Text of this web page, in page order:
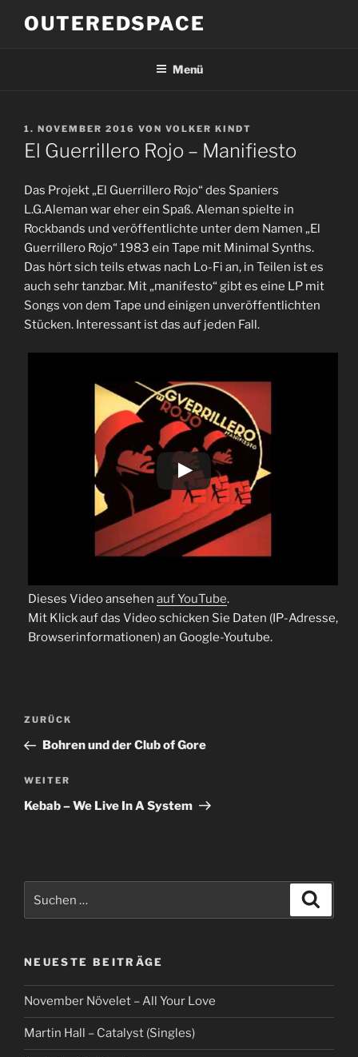
InhaltOUTEREDSPACE
Menü
VERÖFFENTLICHT
AM
1. NOVEMBER 2016 VON VOLKER KINDT
El Guerrillero Rojo – Manifiesto
Das Projekt „El Guerrillero Rojo“ des Spaniers
L.G.Aleman war eher ein Spaß. Aleman spielte in
Rockbands und veröffentlichte unter dem Namen „El
Guerrillero Rojo“ 1983 ein Tape mit Minimal Synths.
Das hört sich teils etwas nach Lo-Fi an, in Teilen ist es
auch sehr tanzbar. Mit „manifesto“ gibt es eine LP mit
Songs von dem Tape und einigen unveröffentlichten
Stücken. Interessant ist das auf jeden Fall.
Dieses Video ansehen auf YouTube.
Mit Klick auf das Video schicken Sie Daten (IP-Adresse,
Browserinformationen) an Google-Youtube.
Beitragsnavigation
Vorheriger
Beitrag
ZURÜCK
Bohren und der Club of Gore
Nächster
Beitrag
WEITER
Kebab – We Live In A System
nach:
NEUESTE BEITRÄGE
November Növelet – All Your Love
Martin Hall – Catalyst (Singles)